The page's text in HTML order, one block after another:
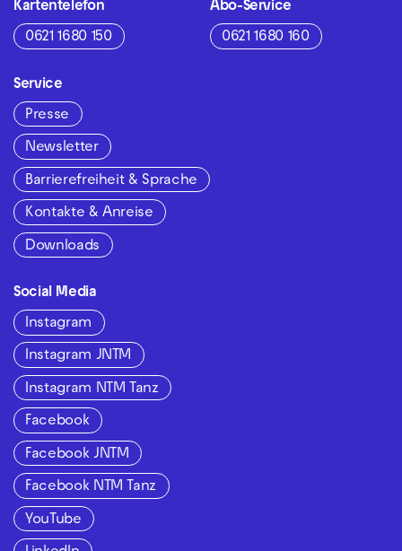
Kartentelefon
0621 1680 150
Abo-Service
0621 1680 160
Service
Presse
Newsletter
Barrierefreiheit & Sprache
Kontakte & Anreise
Downloads
Social Media
Instagram
Instagram JNTM
Instagram NTM Tanz
Facebook
Facebook JNTM
Facebook NTM Tanz
YouTube